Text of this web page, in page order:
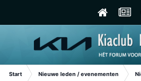
Start Nieuwe leden / evenementen